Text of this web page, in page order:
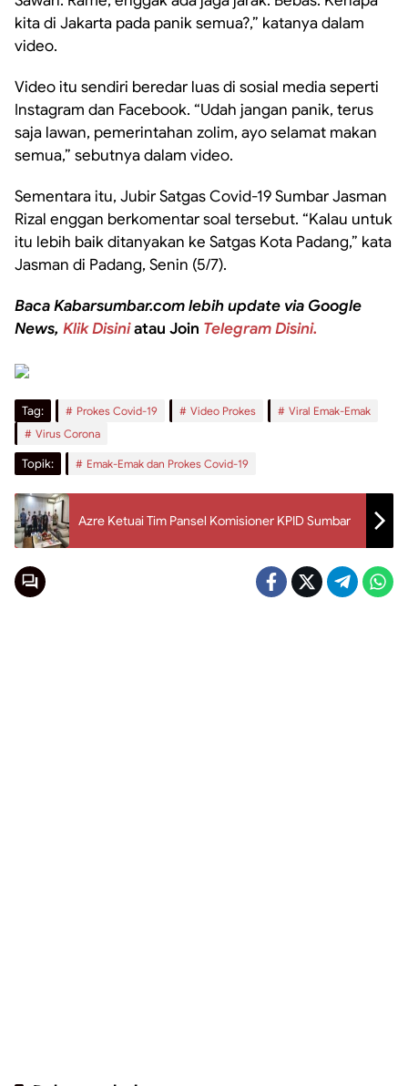
kita di Jakarta pada panik semua?,” katanya dalam
video.
Video itu sendiri beredar luas di sosial media seperti
Instagram dan Facebook. “Udah jangan panik, terus
saja lawan, pemerintahan zolim, ayo selamat makan
semua,” sebutnya dalam video.
Sementara itu, Jubir Satgas Covid-19 Sumbar Jasman
Rizal enggan berkomentar soal tersebut. “Kalau untuk
itu lebih baik ditanyakan ke Satgas Kota Padang,” kata
Jasman di Padang, Senin (5/7).
Baca Kabarsumbar.com lebih update via Google
News, Klik Disiniatau Join Telegram Disini.
Tag: Prokes Covid-19 Video Prokes
Viral Emak-Emak
Virus Corona
Topik: Emak-Emak dan Prokes Covid-19
Azre Ketuai Tim Pansel Komisioner KPID Sumbar